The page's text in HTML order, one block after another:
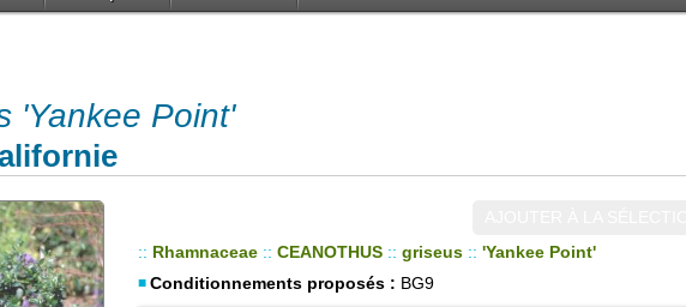
'Yankee Point'
:: Rhamnaceae :: CEANOTHUS :: griseus :: 'Yankee Point'
Conditionnements proposés : BG9